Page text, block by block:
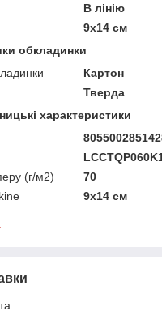
В лінію
9х14 см
обкладинки
Картон
Тверда
характеристики
(г/м2)
70
9х14 см